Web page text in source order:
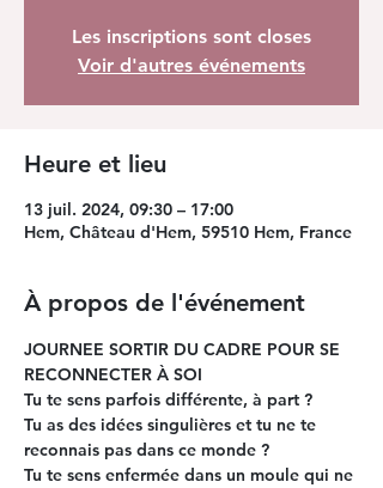
Les inscriptions sont closes
Voir d'autres événements
Heure et lieu
13 juil. 2024, 09:30 – 17:00
Hem, Château d'Hem, 59510 Hem, France
À propos de l'événement
JOURNEE SORTIR DU CADRE POUR SE
RECONNECTER À SOI
Tu te sens parfois différente, à part ?
Tu as des idées singulières et tu ne te
reconnais pas dans ce monde ?
Tu te sens enfermée dans un moule qui ne